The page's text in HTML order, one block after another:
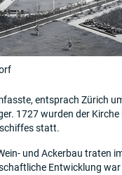
entsprach Zürich
1727 wurden der
statt.
und Ackerbau traten
Entwicklung